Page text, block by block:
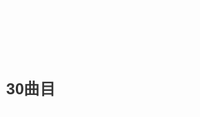
30曲目